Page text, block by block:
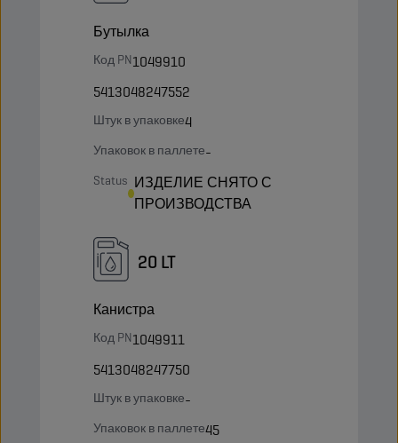
Бутылка
Код PN1049910
5413048247552
Штук в упаковке4
Упаковок в паллете-
Status ИЗДЕЛИЕ СНЯТО С
ПРОИЗВОДСТВА
20 LT
Канистра
Код PN1049911
5413048247750
Штук в упаковке-
Упаковок в паллете45